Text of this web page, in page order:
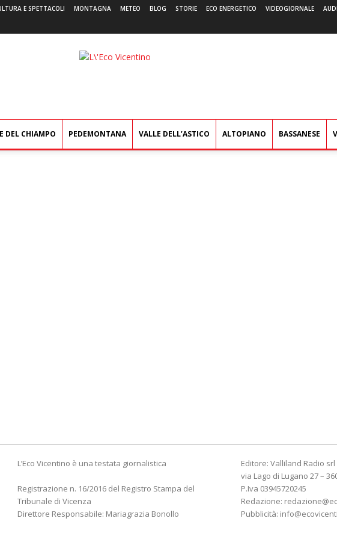
E SPETTACOLI MONTAGNA METEO BLOG STORIE ECO ENERGETICO VIDEOGIORNALE
L'Eco
DEL CHIAMPO PEDEMONTANA VALLE DELL’ASTICO ALTOPIANO BASSANESE
L’Eco Vicentino è una testata giornalistica
Registrazione n. 16/2016 del Registro Stampa del
Tribunale di Vicenza
Direttore Responsabile: Mariagrazia Bonollo
Editore: Valliland Radio srl
via Lago di Lugano 27 –
P.Iva 03945720245
Redazione:
Pubblicità: